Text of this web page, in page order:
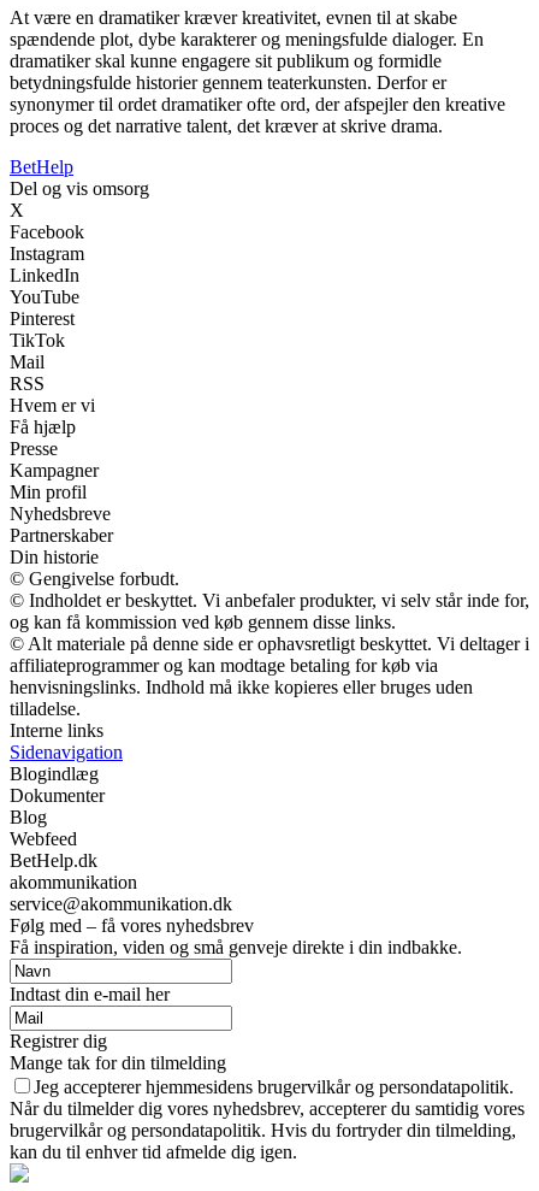
At være en dramatiker kræver kreativitet, evnen til at skabe
spændende plot, dybe karakterer og meningsfulde dialoger. En
dramatiker skal kunne engagere sit publikum og formidle
betydningsfulde historier gennem teaterkunsten. Derfor er
synonymer til ordet dramatiker ofte ord, der afspejler den kreative
proces og det narrative talent, det kræver at skrive drama.
BetHelp
Del og vis omsorg
X
Facebook
Instagram
LinkedIn
YouTube
Pinterest
TikTok
Mail
RSS
Hvem er vi
Få hjælp
Presse
Kampagner
Min profil
Nyhedsbreve
Partnerskaber
Din historie
© Gengivelse forbudt.
© Indholdet er beskyttet. Vi anbefaler produkter, vi selv står inde for,
og kan få kommission ved køb gennem disse links.
© Alt materiale på denne side er ophavsretligt beskyttet. Vi deltager i
affiliateprogrammer og kan modtage betaling for køb via
henvisningslinks. Indhold må ikke kopieres eller bruges uden
tilladelse.
Interne links
Sidenavigation
Blogindlæg
Dokumenter
Blog
Webfeed
BetHelp.dk
akommunikation
service@akommunikation.dk
Følg med – få vores nyhedsbrev
Få inspiration, viden og små genveje direkte i din indbakke.
Indtast din e-mail her
Registrer dig
Mange tak for din tilmelding
Jeg accepterer hjemmesidens brugervilkår og persondatapolitik.
Når du tilmelder dig vores nyhedsbrev, accepterer du samtidig vores
brugervilkår og persondatapolitik. Hvis du fortryder din tilmelding,
kan du til enhver tid afmelde dig igen.